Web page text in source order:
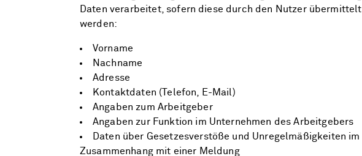
Daten verarbeitet, sofern diese durch den Nutzer übermittelt
werden:
Vorname
Nachname
Adresse
Kontaktdaten (Telefon, E-Mail)
Angaben zum Arbeitgeber
Angaben zur Funktion im Unternehmen des Arbeitgebers
Daten über Gesetzesverstöße und Unregelmäßigkeiten im
Zusammenhang mit einer Meldung